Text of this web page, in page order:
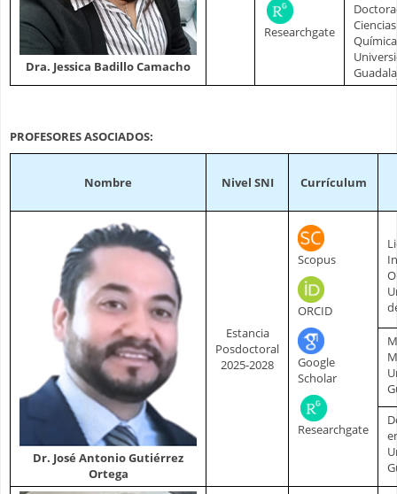
Dra. Jessica Badillo Camacho
Researchgate
Química
PROFESORES ASOCIADOS:
Nombre Nivel SNI Currículum
Dr. José Antonio Gutiérrez
Ortega
Estancia
Posdoctoral
2025-2028
Scopus
ORCID
Google
Scholar
Researchgate